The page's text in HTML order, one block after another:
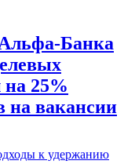
Банка
на 25%
на вакансии